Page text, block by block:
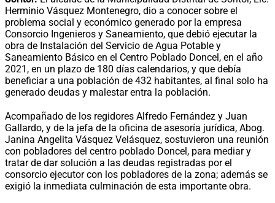
Herminio Vásquez Montenegro, dio a conocer sobre el
problema social y económico generado por la empresa
Consorcio Ingenieros y Saneamiento, que debió ejecutar la
obra de Instalación del Servicio de Agua Potable y
Saneamiento Básico en el Centro Poblado Doncel, en el año
2021, en un plazo de 180 días calendarios, y que debía
beneficiar a una población de 432 habitantes, al final solo ha
generado deudas y malestar entra la población.
Acompañado de los regidores Alfredo Fernández y Juan
Gallardo, y de la jefa de la oficina de asesoría jurídica, Abog.
Janina Angelita Vásquez Velásquez, sostuvieron una reunión
con pobladores del centro poblado Doncel, para mediar y
tratar de dar solución a las deudas registradas por el
consorcio ejecutor con los pobladores de la zona; además se
exigió la inmediata culminación de esta importante obra.